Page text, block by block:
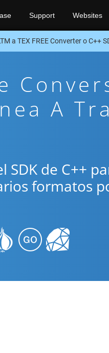
Support Websites
a TEX FREE Converter o C++
A
de C++
formatos